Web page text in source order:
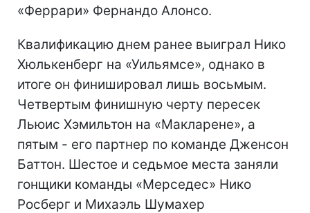
«Феррари» Фернандо Алонсо.
Квалификацию днем ранее выиграл Нико
Хюлькенберг на «Уильямсе», однако в
итоге он финишировал лишь восьмым.
Четвертым финишную черту пересек
Льюис Хэмильтон на «Макларене», а
пятым - его партнер по команде Дженсон
Баттон. Шестое и седьмое места заняли
гонщики команды «Мерседес» Нико
Росберг и Михаэль Шумахер